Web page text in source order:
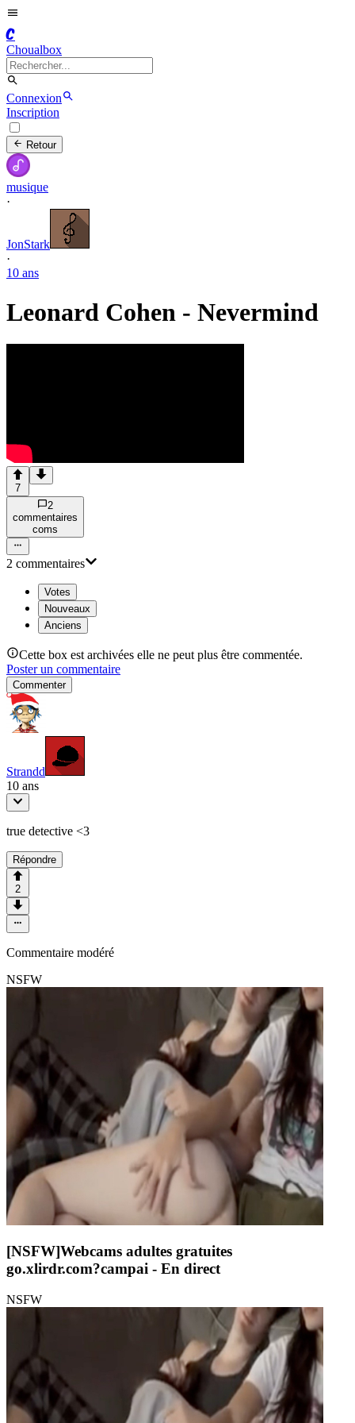
C
Choualbox
Connexion
Inscription
Retour
musique
·
JonStark
·
10 ans
Leonard Cohen - Nevermind
7
2
commentaires
coms
2 commentaires
Votes
Nouveaux
Anciens
Cette box est archivées elle ne peut plus être commentée.
Poster un commentaire
Commenter
Strandd
10 ans
true detective <3
Répondre
2
Commentaire modéré
NSFW
[NSFW]Webcams adultes gratuites
go.xlirdr.com?campai - En direct
NSFW